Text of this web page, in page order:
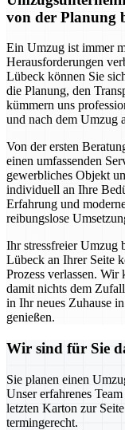
von der Planung
Ein Umzug ist immer
Herausforderungen
Lübeck können Sie
die Planung, den
kümmern uns
und nach dem Umzug
Von der ersten
einen umfassenden
gewerbliches Objekt
individuell an Ihre
Erfahrung und
reibungslose
Ihr stressfreier Umzug
Lübeck an Ihrer Seite
Prozess verlassen.
damit nichts dem
in Ihr neues Zuhause
genießen.
Wir sind für Sie
Sie planen einen
Unser erfahrenes
letzten Karton zur
termingerecht.